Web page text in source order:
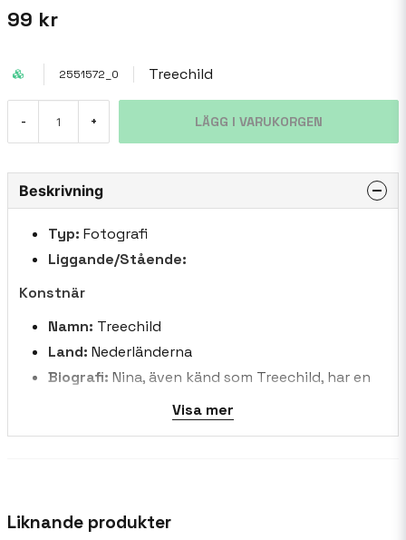
99 kr
2551572_0 Treechild
- + LÄGG I VARUKORGEN
Beskrivning
Typ: Fotografi
Liggande/Stående:
Konstnär
Namn: Treechild
Land: Nederländerna
Biografi: Nina, även känd som Treechild, har en
kreativa energi är kraftfull, och hon ägnar sig
helt åt sin konst. Det finns inga gränser för
att vägleda henne i hennes skapelser.
Visa mer
Liknande produkter